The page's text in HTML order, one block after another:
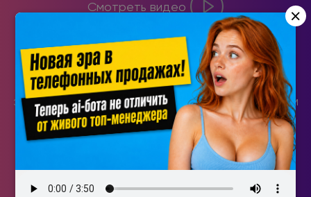
Смотреть видео
CRM система, которой не нужно обучать
менеджеров по продажам. Всё безумно просто и
логично! Например, невозможно пропустить
задачу, так как уведомление о ней придет звонком
на телефон.
×